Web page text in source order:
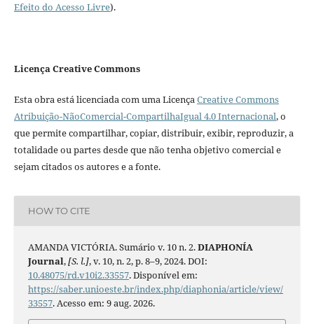
Efeito do Acesso Livre).
Licença Creative Commons
Esta obra está licenciada com uma Licença Creative Commons
Atribuição-NãoComercial-CompartilhaIgual 4.0 Internacional, o
que permite compartilhar, copiar, distribuir, exibir, reproduzir, a
totalidade ou partes desde que não tenha objetivo comercial e
sejam citados os autores e a fonte.
HOW TO CITE
AMANDA VICTÓRIA. Sumário v. 10 n. 2.DIAPHONÍA
Journal,[S. l.], v. 10, n. 2, p. 8–9, 2024. DOI:
10.48075/rd.v10i2.33557. Disponível em:
https://saber.unioeste.br/index.php/diaphonia/article/view/
33557. Acesso em: 9 aug. 2026.